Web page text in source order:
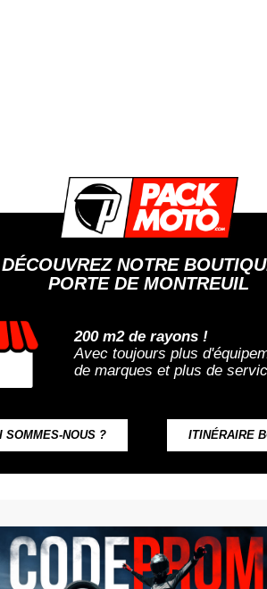
DÉCOUVREZ NOTRE
PORTE DE MONTREUIL
200 m2 de rayons !
Avec toujours plus
de marques et plus de
SOMMES-NOUS ? ITINÉRAIRE